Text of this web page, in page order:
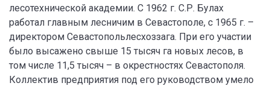
лесотехнической академии. С 1962 г. С.Р. Булах
работал главным лесничим в Севастополе, с 1965 г. –
директором Севастопольлесхоззага. При его участии
было высажено свыше 15 тысяч га новых лесов, в
том числе 11,5 тысяч – в окрестностях Севастополя.
Коллектив предприятия под его руководством умело